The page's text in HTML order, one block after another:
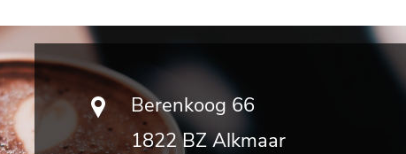
Berenkoog 66
1822 BZ Alkmaar